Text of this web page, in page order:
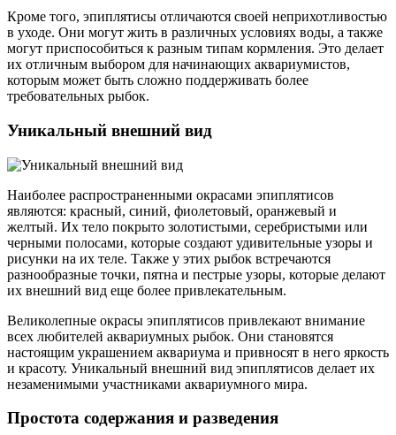
Кроме того, эпиплятисы отличаются своей неприхотливостью
в уходе. Они могут жить в различных условиях воды, а также
могут приспособиться к разным типам кормления. Это делает
их отличным выбором для начинающих аквариумистов,
которым может быть сложно поддерживать более
требовательных рыбок.
Уникальный внешний вид
Наиболее распространенными окрасами эпиплятисов
являются: красный, синий, фиолетовый, оранжевый и
желтый. Их тело покрыто золотистыми, серебристыми или
черными полосами, которые создают удивительные узоры и
рисунки на их теле. Также у этих рыбок встречаются
разнообразные точки, пятна и пестрые узоры, которые делают
их внешний вид еще более привлекательным.
Великолепные окрасы эпиплятисов привлекают внимание
всех любителей аквариумных рыбок. Они становятся
настоящим украшением аквариума и привносят в него яркость
и красоту. Уникальный внешний вид эпиплятисов делает их
незаменимыми участниками аквариумного мира.
Простота содержания и разведения